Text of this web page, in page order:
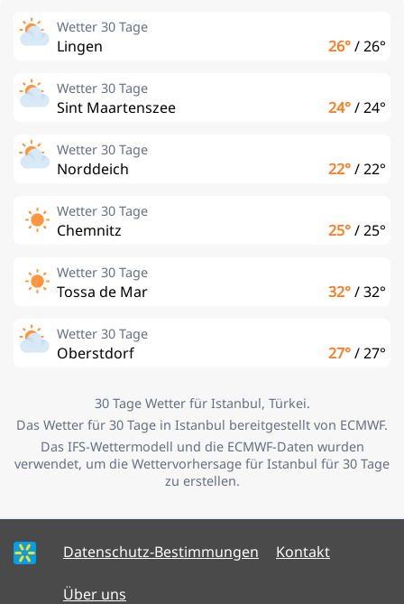
Wetter 30 Tage
Lingen 26°/26°
Wetter 30 Tage
Sint Maartenszee 24°/24°
Wetter 30 Tage
Norddeich 22°/22°
Wetter 30 Tage
Chemnitz 25°/25°
Wetter 30 Tage
Tossa de Mar 32°/32°
Wetter 30 Tage
Oberstdorf 27°/27°
30 Tage Wetter für Istanbul, Türkei.
Das Wetter für 30 Tage in Istanbul bereitgestellt von ECMWF.
Das IFS-Wettermodell und die ECMWF-Daten wurden
verwendet, um die Wettervorhersage für Istanbul für 30 Tage
zu erstellen.
Datenschutz-Bestimmungen Kontakt
Über uns